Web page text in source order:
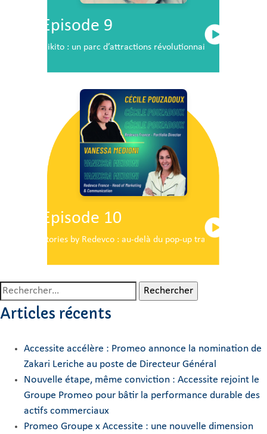
Episode 9
Nikito : un parc d’attractions révolutionnaire en plein
Episode 10
Stories by Redevco : au-delà du pop-up traditionnel
Rechercher :
Articles récents
Accessite accélère : Promeo annonce la nomination de
Zakari Leriche au poste de Directeur Général
Nouvelle étape, même conviction : Accessite rejoint le
Groupe Promeo pour bâtir la performance durable des
actifs commerciaux
Promeo Groupe x Accessite : une nouvelle dimension